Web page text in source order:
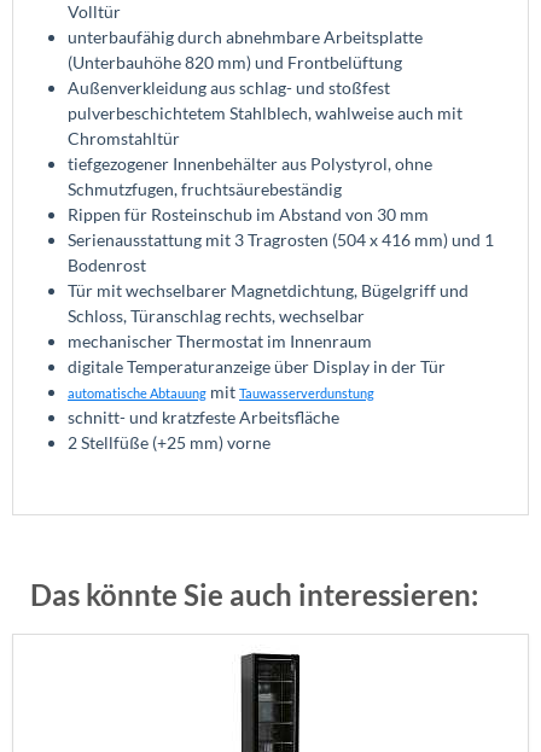
Volltür
unterbaufähig durch abnehmbare Arbeitsplatte
(Unterbauhöhe 820 mm) und Frontbelüftung
Außenverkleidung aus schlag- und stoßfest
pulverbeschichtetem Stahlblech, wahlweise auch mit
Chromstahltür
tiefgezogener Innenbehälter aus Polystyrol, ohne
Schmutzfugen, fruchtsäurebeständig
Rippen für Rosteinschub im Abstand von 30 mm
Serienausstattung mit 3 Tragrosten (504 x 416 mm) und 1
Bodenrost
Tür mit wechselbarer Magnetdichtung, Bügelgriff und
Schloss, Türanschlag rechts, wechselbar
mechanischer Thermostat im Innenraum
digitale Temperaturanzeige über Display in der Tür
automatische Abtauung mit Tauwasserverdunstung
schnitt- und kratzfeste Arbeitsfläche
2 Stellfüße (+25 mm) vorne
Das könnte Sie auch interessieren: